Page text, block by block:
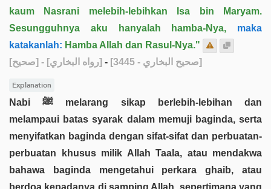
kaum Nasrani melebih-lebihkan Isa bin Maryam.
Sesungguhnya aku hanyalah hamba-Nya, maka
katakanlah: Hamba Allah dan Rasul-Nya."
[صحيح]
- [رواه البخاري] - [صحيح البخاري - 3445]
Explanation
Nabi ﷺ melarang sikap berlebih-lebihan dan
melampaui batas syarak dalam memuji baginda, serta
menyifatkan baginda dengan sifat-sifat dan perbuatan-
perbuatan khusus milik Allah Taala, atau mendakwa
bahawa baginda mengetahui perkara ghaib, atau
berdoa kepadanya di samping Allah, sepertimana yang